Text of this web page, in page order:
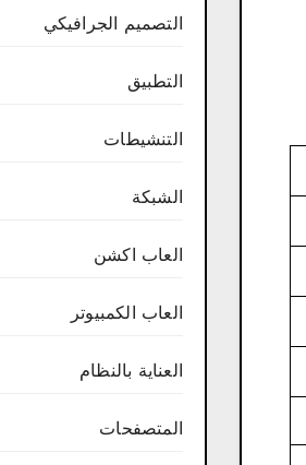
التصميم الجرافيكي
التطبيق
التنشيطات
الشبكة
العاب اكشن
العاب الكمبيوتر
العناية بالنظام
المتصفحات